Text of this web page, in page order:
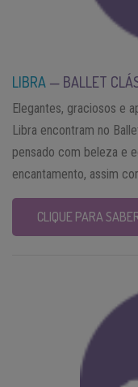
LIBRA — BALLET
Elegantes, graciosos e
Libra encontram no
pensado com beleza e
encantamento, assim
CLIQUE PARA